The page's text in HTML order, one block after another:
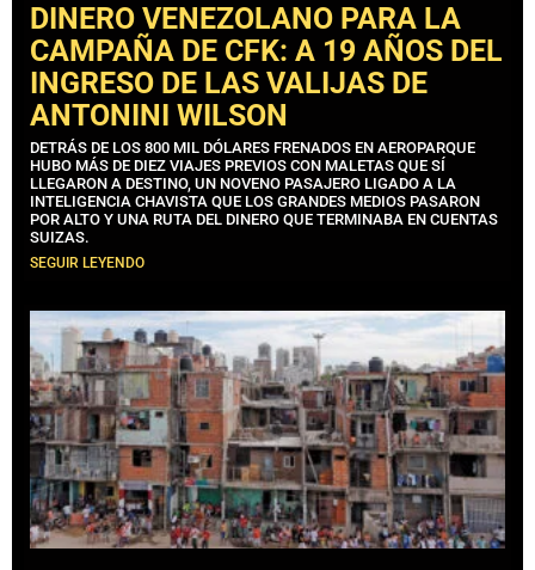
DINERO VENEZOLANO PARA LA
CAMPAÑA DE CFK: A 19 AÑOS DEL
INGRESO DE LAS VALIJAS DE
ANTONINI WILSON
DETRÁS DE LOS 800 MIL DÓLARES FRENADOS EN AEROPARQUE
HUBO MÁS DE DIEZ VIAJES PREVIOS CON MALETAS QUE SÍ
LLEGARON A DESTINO, UN NOVENO PASAJERO LIGADO A LA
INTELIGENCIA CHAVISTA QUE LOS GRANDES MEDIOS PASARON
POR ALTO Y UNA RUTA DEL DINERO QUE TERMINABA EN CUENTAS
SUIZAS.
SEGUIR LEYENDO